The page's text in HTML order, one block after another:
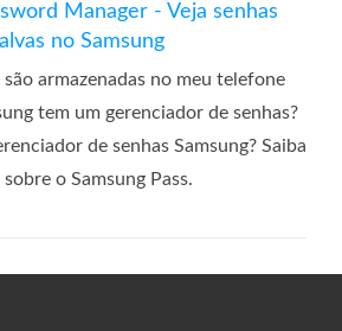
Manager - Veja senhas
no Samsung
são armazenadas no meu telefone
tem um gerenciador de senhas?
de senhas Samsung? Saiba
sobre o Samsung Pass.